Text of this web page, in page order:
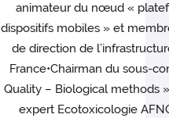
animateur du nœud «
dispositifs mobiles » et
de direction de
France•Chairman du sous-
Quality – Biological methods
expert Ecotoxicologie